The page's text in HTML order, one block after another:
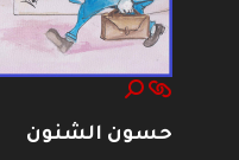
حسون الشنون